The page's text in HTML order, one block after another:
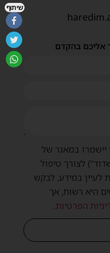
אליכם בהקדם
במאגר של
לצורך טיפול
ת לעיין במידע, לבקש
היא רשות, אך
הפרטיות.
שיתוף